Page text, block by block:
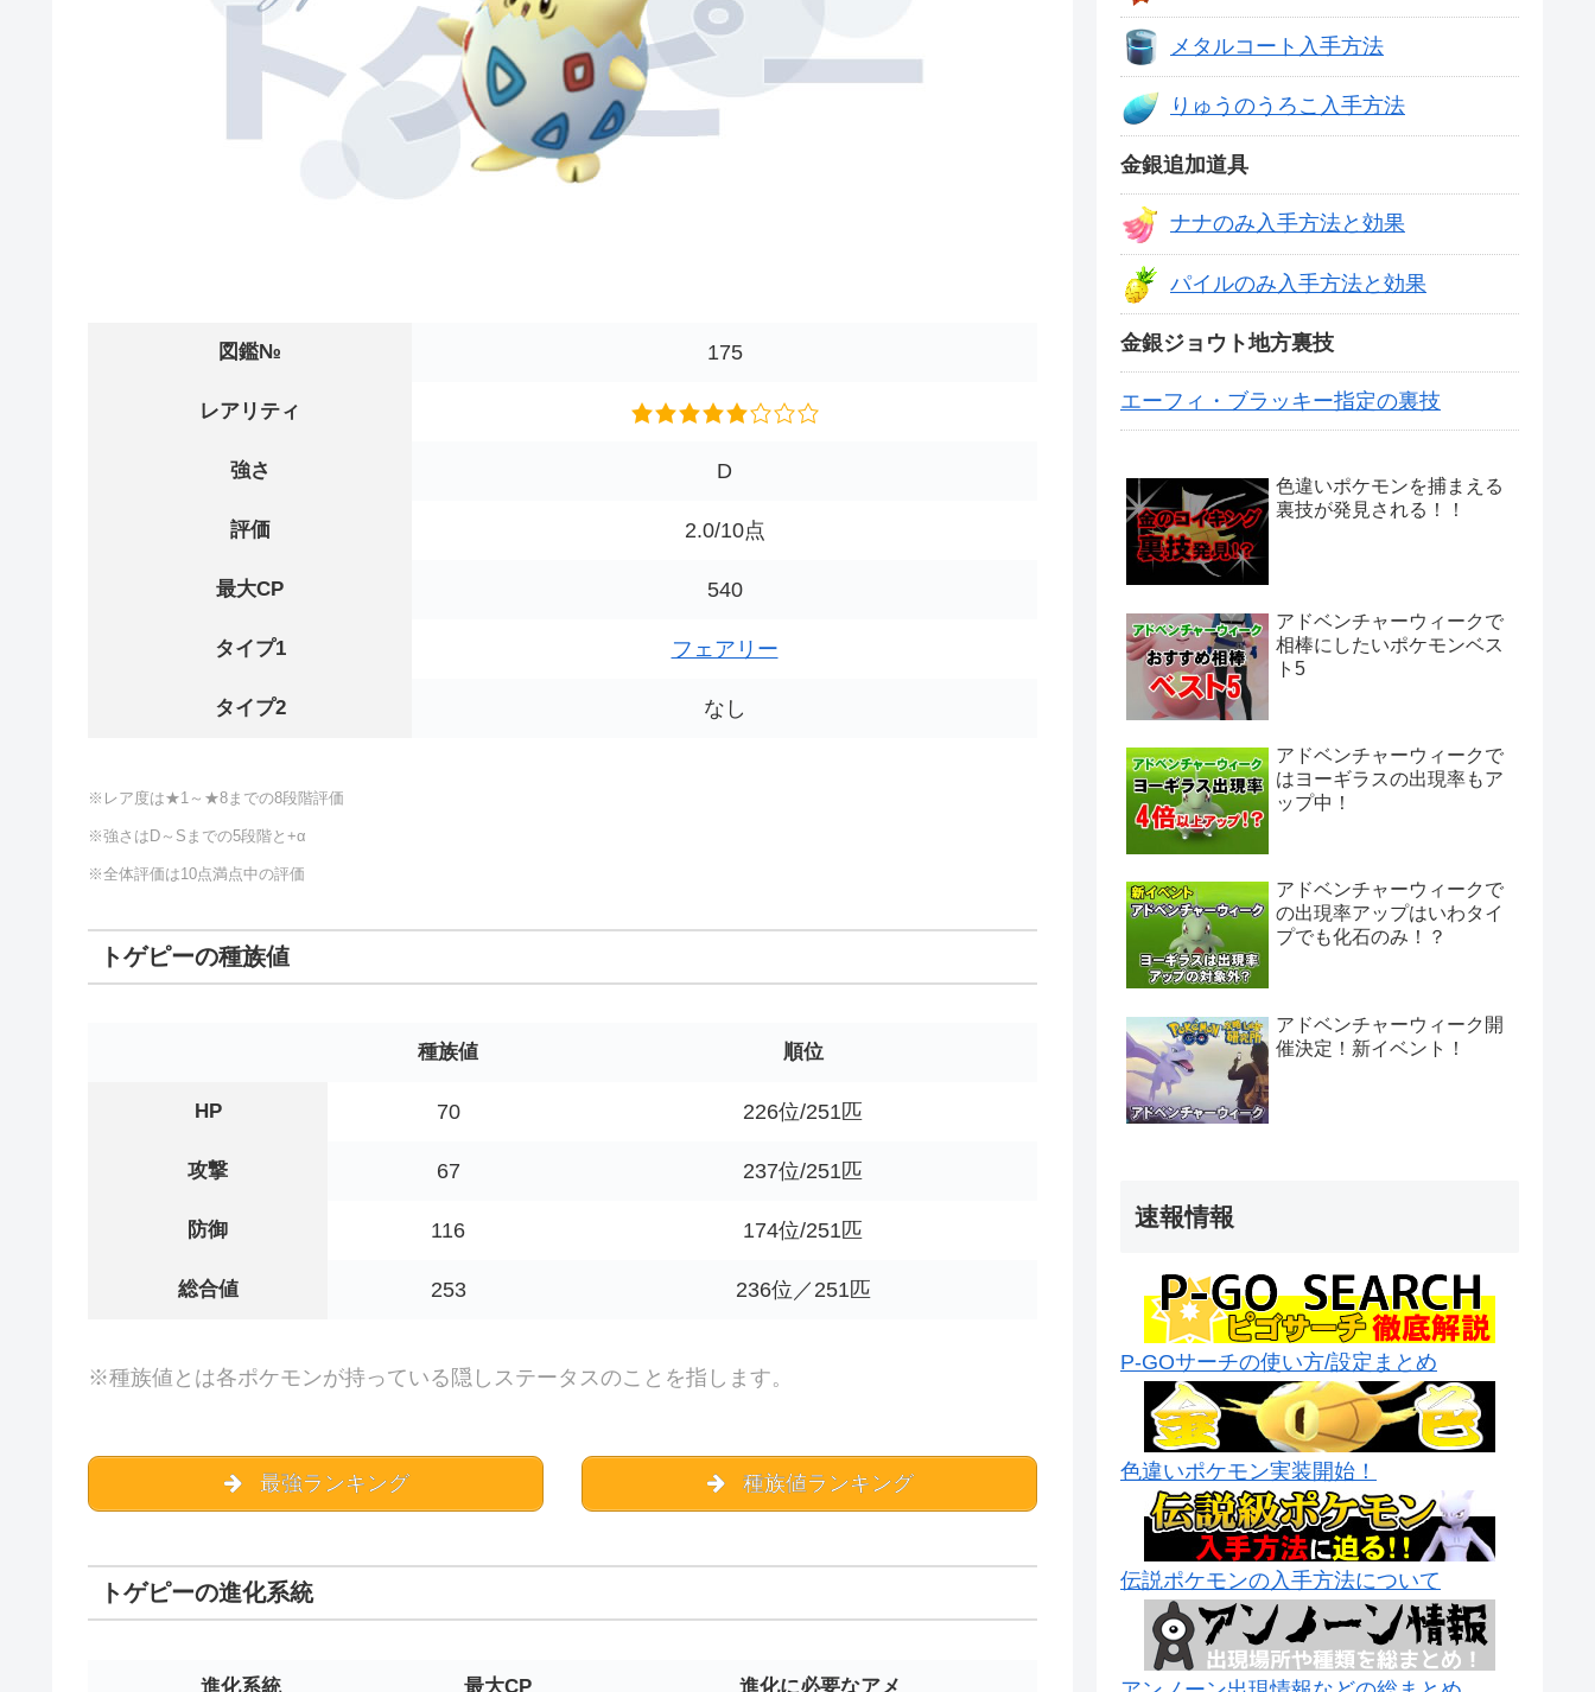
図鑑№ 175
レアリティ
強さ D
評価 2.0/10点
最大CP 540
タイプ1 フェアリー
タイプ2 なし
※レア度は★1～★8までの8段階評価
※強さはD～Sまでの5段階と+α
※全体評価は10点満点中の評価
トゲピーの種族値
種族値 順位
HP 70 226位/251匹
攻撃 67 237位/251匹
防御 116 174位/251匹
総合値 253 236位／251匹
※種族値とは各ポケモンが持っている隠しステータスのことを指します。
最強ランキング 種族値ランキング
トゲピーの進化系統
進化系統 最大CP 進化に必要なアメ
メタルコート入手方法
りゅうのうろこ入手方法
金銀追加道具
ナナのみ入手方法と効果
パイルのみ入手方法と効果
金銀ジョウト地方裏技
エーフィ・ブラッキー指定の裏技
色違いポケモンを捕まえる
裏技が発見される！！
アドベンチャーウィークで
相棒にしたいポケモンベス
ト5
アドベンチャーウィークで
はヨーギラスの出現率もア
ップ中！
アドベンチャーウィークで
の出現率アップはいわタイ
プでも化石のみ！？
アドベンチャーウィーク開
催決定！新イベント！
速報情報
P-GOサーチの使い方/設定まとめ
色違いポケモン実装開始！
伝説ポケモンの入手方法について